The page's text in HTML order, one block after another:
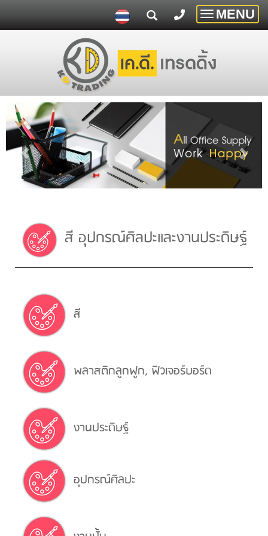
Toggle
MENU
สี อุปกรณ์ศิลปะและงานประดิษฐ์
สี
พลาสติกลูกฟูก, ฟิวเจอร์บอร์ด
งานประดิษฐ์
อุปกรณ์ศิลปะ